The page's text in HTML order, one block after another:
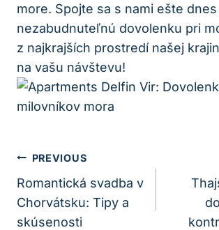
more. Spojte sa s nami ešte
nezabudnuteľnú dovolenku pri
z najkrajších prostredí našej
na vašu návštevu!
Navigácia
V
Článku
PREVIOUS
Romantická svadba v
Chorvátsku: Tipy a
skúsenosti